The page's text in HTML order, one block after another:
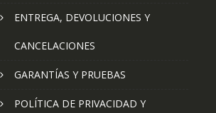
ENTREGA, DEVOLUCIONES Y
CANCELACIONES
GARANTÍAS Y PRUEBAS
POLÍTICA DE PRIVACIDAD Y